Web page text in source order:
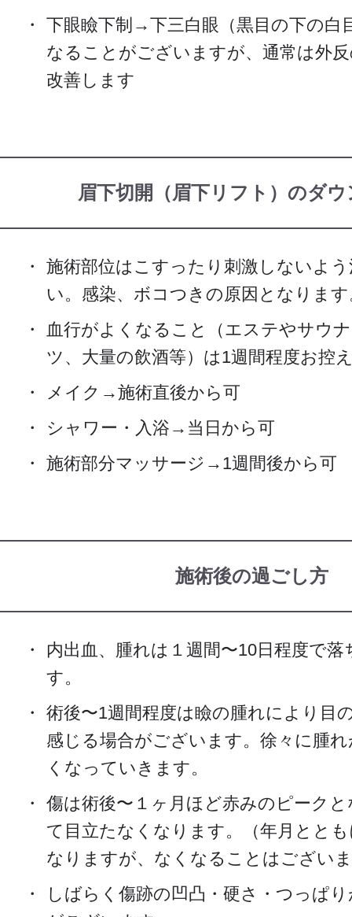
下眼瞼下制→下三白眼（黒目の下の白
なることがございますが、通常は外
改善します
眉下切開（眉下リフト）のダ
施術部位はこすったり刺激しないよ
い。感染、ボコつきの原因となります
血行がよくなること（エステやサウ
ツ、大量の飲酒等）は1週間程度お控
メイク→施術直後から可
シャワー・入浴→当日から可
施術部分マッサージ→1週間後から可
施術後の過ごし方
内出血、腫れは１週間〜10日程度で
す。
術後〜1週間程度は瞼の腫れにより目
感じる場合がございます。徐々に腫
くなっていきます。
傷は術後〜１ヶ月ほど赤みのピーク
て目立たなくなります。（年月とと
なりますが、なくなることはござい
しばらく傷跡の凹凸・硬さ・つっぱ